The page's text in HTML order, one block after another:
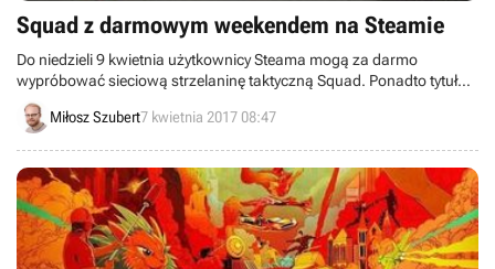
Squad z darmowym weekendem na Steamie
Do niedzieli 9 kwietnia użytkownicy Steama mogą za darmo
wypróbować sieciową strzelaninę taktyczną Squad. Ponadto tytuł
został przeceniony i do poniedziałku będzie on kosztował około 78
złotych.Miłosz Szubert7 kwietnia 2017 08:47